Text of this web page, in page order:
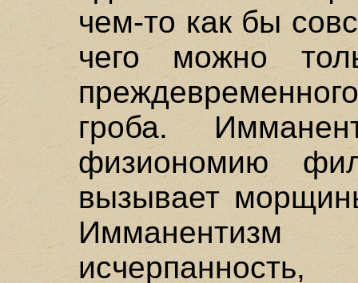
чем-то как бы
чего можно
гроба.
физиономию
вызывает